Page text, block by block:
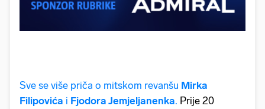
Sve se više priča o mitskom revanšu Mirka
Filipovića i Fjodora Jemjeljanenka. Prije 20